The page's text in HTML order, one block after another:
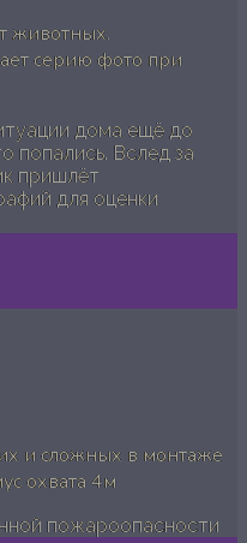
животных.
серию фото при
дома ещё до
попались. Вслед за
пришлёт
для оценки
и сложных в монтаже
охвата 4м
пожароопасности